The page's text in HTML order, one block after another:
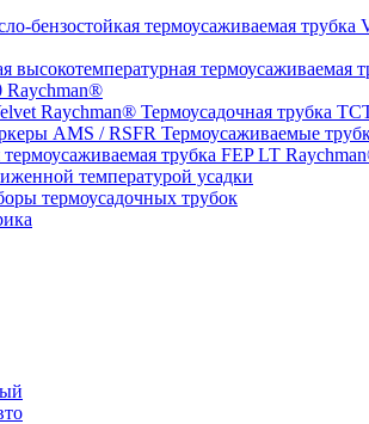
Raychman®
Термоусадочная трубка
Термоусаживаемые
температурой усадки
термоусадочных трубок